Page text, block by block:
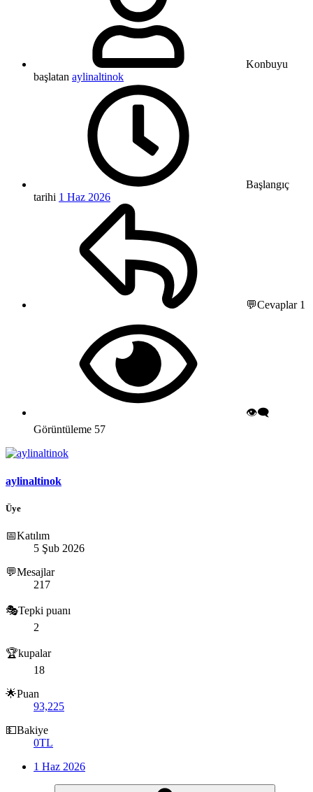
Konbuyu
başlatan aylinaltinok
Başlangıç
tarihi 1 Haz 2026
💬Cevaplar1
👁️‍🗨️
Görüntüleme 57
aylinaltinok
Üye
📅Katılım
5 Şub 2026
💬Mesajlar
217
🎭Tepki puanı
2
🏆kupalar
18
🌟Puan
93,225
💵Bakiye
0TL
1 Haz 2026